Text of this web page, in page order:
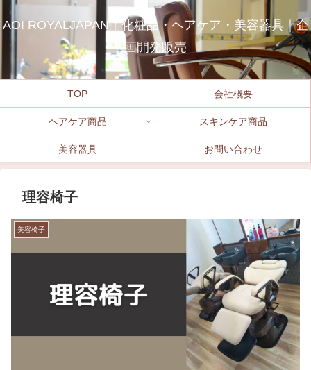
AOI ROYALJAPAN｜化粧品・ヘアケア・美容器具｜企
画開発販売
TOP 会社概要
ヘアケア商品 スキンケア商品
美容器具 お問い合わせ
理容椅子
美容椅子